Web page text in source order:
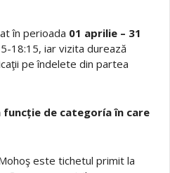
în perioada 01 aprilie – 31
18:15, iar vizita durează
pe îndelete din partea
de categoría în care
este tichetul primit la